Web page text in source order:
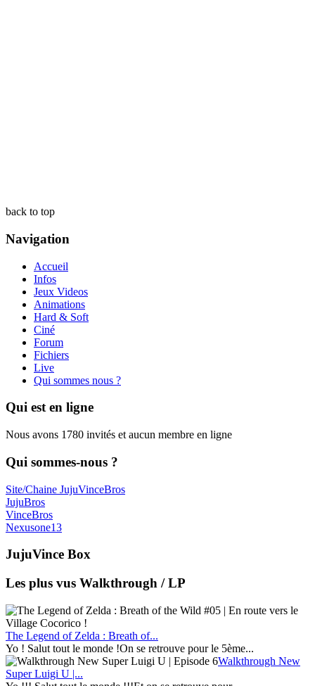
back to top
Navigation
Accueil
Infos
Jeux Videos
Animations
Hard & Soft
Ciné
Forum
Fichiers
Live
Qui sommes nous ?
Qui est en ligne
Nous avons 1780 invités et aucun membre en ligne
Qui sommes-nous ?
Site/Chaine JujuVinceBros
JujuBros
VinceBros
Nexusone13
JujuVince Box
Les plus vus Walkthrough / LP
The Legend of Zelda : Breath of...
Yo ! Salut tout le monde !On se retrouve pour le 5ème...
Walkthrough New
Super Luigi U |...